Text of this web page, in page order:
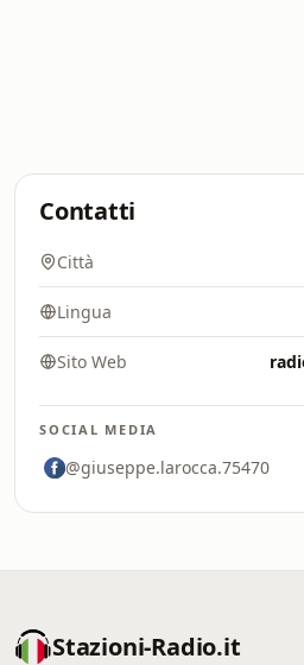
Contatti
Città
Lingua
Sito Web
SOCIAL MEDIA
@giuseppe.larocca.75470
Stazioni-Radio.it